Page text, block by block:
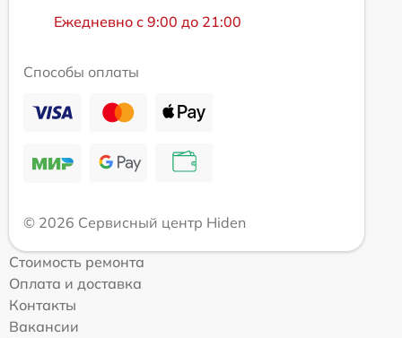
Ежедневно с 9:00 до 21:00
Способы оплаты
© 2026 Сервисный центр Hiden
Стоимость ремонта
Оплата и доставка
Контакты
Вакансии